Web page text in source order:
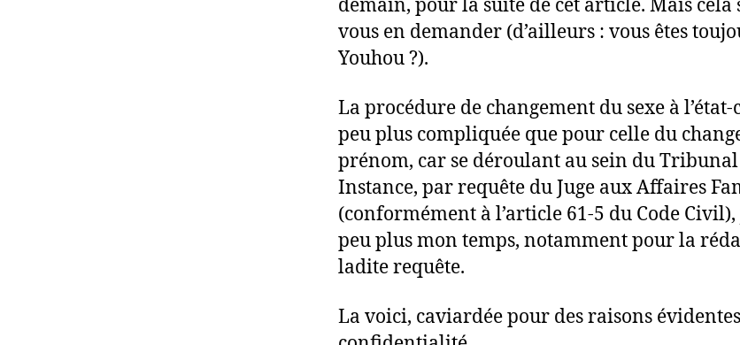
demain, pour la suite de cet article. Mais cela
vous en demander (d’ailleurs : vous êtes
Youhou ?).
La procédure de changement du sexe à
peu plus compliquée que pour celle du
prénom, car se déroulant au sein du
Instance, par requête du Juge aux Affaires
(conformément à l’article 61-5 du Code Civil),
peu plus mon temps, notamment pour la
ladite requête.
La voici, caviardée pour des raisons